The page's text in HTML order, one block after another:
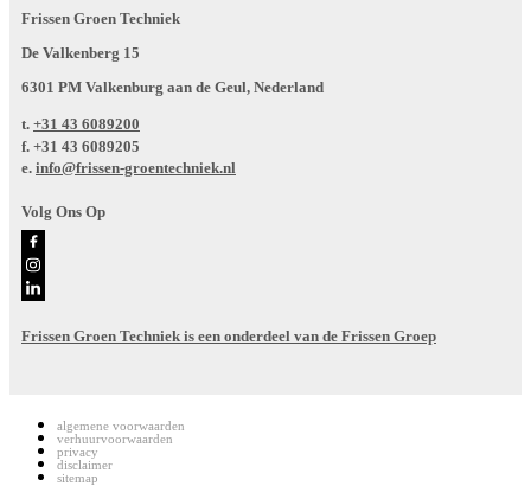
Frissen Groen Techniek
De Valkenberg 15
6301 PM Valkenburg aan de Geul, Nederland
t. +31 43 6089200
f. +31 43 6089205
e. info@frissen-groentechniek.nl
Volg Ons Op
Frissen Groen Techniek is een onderdeel van de Frissen Groep
algemene voorwaarden
verhuurvoorwaarden
privacy
disclaimer
sitemap